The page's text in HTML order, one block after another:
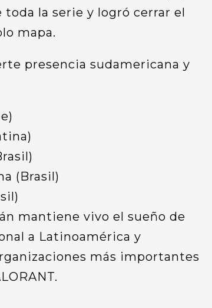
la serie y logró cerrar el
mapa.
presencia sudamericana y
(Brasil)
mantiene vivo el sueño de
a Latinoamérica y
más importantes